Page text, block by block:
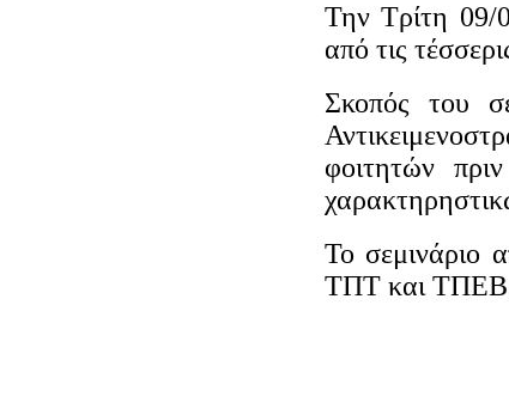
Την Τρίτη 09/
από τις
Σκοπός του
φοιτητών
Το σεμινάριο
ΤΠΤ και